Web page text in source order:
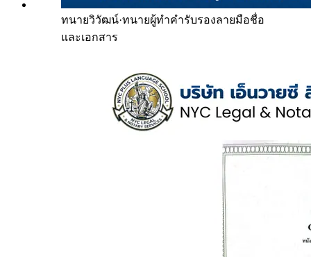
ทนายวิวัฒน์·ทนายผู้ทำคำรับรองลายมือชื่อ
และเอกสาร